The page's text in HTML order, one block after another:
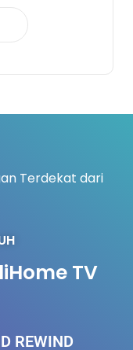
Terdekat dari
TV
REWIND